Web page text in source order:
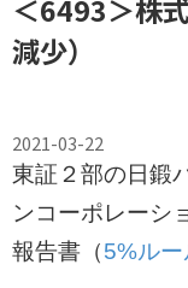
＜6493＞株
減少）
2021-03-22
東証２部の日鍛
ンコーポレーシ
報告書（5%ルー